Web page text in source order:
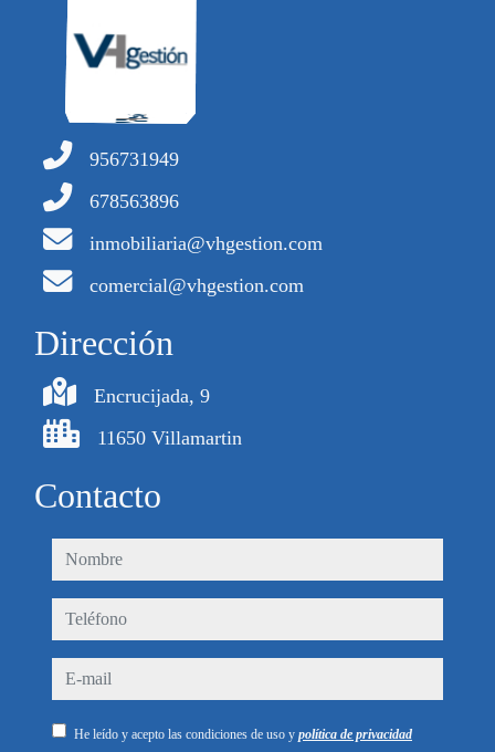
956731949
678563896
inmobiliaria@vhgestion.com
comercial@vhgestion.com
Dirección
Encrucijada, 9
11650 Villamartin
Contacto
nombre
teléfono
e-mail
He leído y acepto las condiciones de uso y política de privacidad